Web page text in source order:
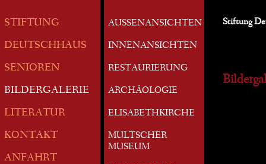
STIFTUNG
DEUTSCHHAUS
SENIOREN
BILDERGALERIE
LITERATUR
KONTAKT
ANFAHRT
AUSSENANSICHTEN
INNENANSICHTEN
RESTAURIERUNG
ARCHÄOLOGIE
ELISABETHKIRCHE
MULTSCHER
MUSEUM
Stiftung